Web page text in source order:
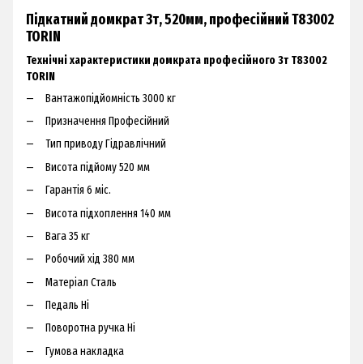
Підкатний домкрат 3т, 520мм, професійний T83002
TORIN
Технічні характеристики домкрата професійного 3т T83002
TORIN
Вантажопідйомність 3000 кг
Призначення Професійний
Тип приводу Гідравлічний
Висота підйому 520 мм
Гарантія 6 міс.
Висота підхоплення 140 мм
Вага 35 кг
Робочий хід 380 мм
Матеріал Сталь
Педаль Ні
Поворотна ручка Ні
Гумова накладка